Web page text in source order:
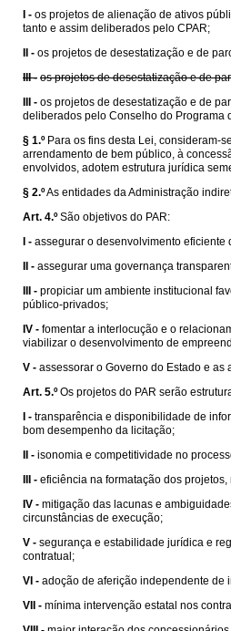
I - os projetos de alienação de ativos
tanto e assim deliberados pelo CPAR;
II - os projetos de desestatização e de
III - os projetos de desestatização e de
III - os projetos de desestatização e de
deliberados pelo Conselho do Programa
§ 1.º Para os fins desta Lei, consideram-
arrendamento de bem público, à
envolvidos, adotem estrutura jurídica
§ 2.ºAs entidades da Administração
Art. 4.º São objetivos do PAR:
I - assegurar o desenvolvimento
II - assegurar uma governança
III - propiciar um ambiente institucional
público-privados;
IV - fomentar a interlocução e o
viabilizar o desenvolvimento de
V - assessorar o Governo do Estado e
Art. 5.º Os projetos do PAR serão
I - transparência e disponibilidade de
bom desempenho da licitação;
II - isonomia e competitividade no
III - eficiência na formatação dos
IV - mitigação das lacunas e
circunstâncias de execução;
V - segurança e estabilidade jurídica e
contratual;
VI - adoção de aferição independente de
VII - mínima intervenção estatal nos